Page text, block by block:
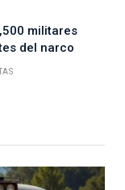
militares
del narco